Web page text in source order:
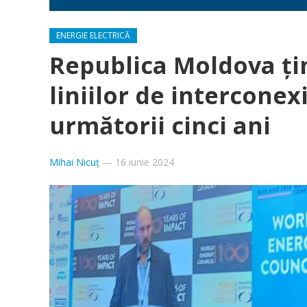
ENERGIE ELECTRICĂ
Republica Moldova
liniilor de
următorii cinci ani
Mihai Nicuț — 16 iunie 2024